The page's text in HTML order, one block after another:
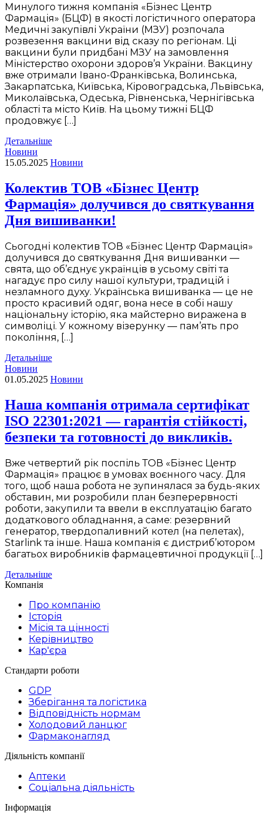
Минулого тижня компанія «Бізнес Центр
Фармація» (БЦФ) в якості логістичного оператора
Медичні закупівлі України (МЗУ) розпочала
розвезення вакцини від сказу по регіонам. Ці
вакцини були придбані МЗУ на замовлення
Міністерство охорони здоров’я України. Вакцину
вже отримали Івано-Франківська, Волинська,
Закарпатська, Київська, Кіровоградська, Львівська,
Миколаївська, Одеська, Рівненська, Чернігівська
області та місто Київ. На цьому тижні БЦФ
продовжує […]
Детальніше
Новини
15.05.2025 Новини
Колектив ТОВ «Бізнес Центр
Фармація» долучився до святкування
Дня вишиванки!
Сьогодні колектив ТОВ «Бізнес Центр Фармація»
долучився до святкування Дня вишиванки —
свята, що об’єднує українців в усьому світі та
нагадує про силу нашої культури, традицій і
незламного духу. Українська вишиванка — це не
просто красивий одяг, вона несе в собі нашу
національну історію, яка майстерно виражена в
символіці. У кожному візерунку — пам’ять про
покоління, […]
Детальніше
Новини
01.05.2025 Новини
Наша компанія отримала сертифікат
ISO 22301:2021 — гарантія стійкості,
безпеки та готовності до викликів.
Вже четвертий рік поспіль ТОВ «Бізнес Центр
Фармація» працює в умовах воєнного часу. Для
того, щоб наша робота не зупинялася за будь-яких
обставин, ми розробили план безперервності
роботи, закупили та ввели в експлуатацію багато
додаткового обладнання, а саме: резервний
генератор, твердопаливний котел (на пелетах),
Starlink та інше. Наша компанія є дистриб’ютором
багатьох виробників фармацевтичної продукції […]
Детальніше
Компанія
Про компанію
Історія
Місія та цінності
Керівництво
Кар'єра
Стандарти роботи
GDP
Зберігання та логістика
Відповідність нормам
Холодовий ланцюг
Фармаконагляд
Діяльність компанії
Аптеки
Соціальна діяльність
Інформація